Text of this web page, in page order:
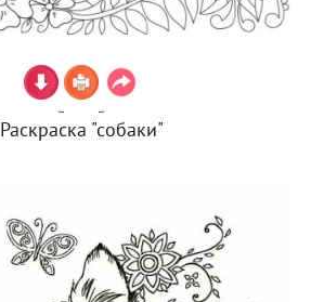
Раскраска "собаки"